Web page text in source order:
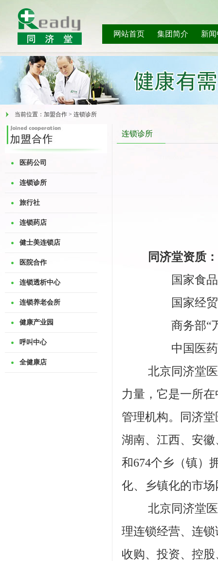
网站首页 集团简介 新
当前位置：加盟合作 > 连锁诊所
医药公司
连锁诊所
旅行社
连锁药店
健士美连锁店
医院合作
连锁透析中心
连锁养老会所
健康产业园
呼叫中心
全健康店
连锁诊所
同济堂资质：
国家食品药品
国家经贸委批
商务部“万村
中国医药商
北京同济堂医
力量，它是一所
管理机构。同济
湖南、江西、安
和674个乡（镇）
化、乡镇化的市
北京同济堂医
理连锁经营、连
收购、投资、控